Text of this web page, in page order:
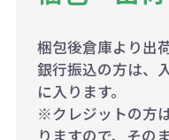
梱包後倉庫より出
銀行振込の方は、
に入ります。
※クレジットの方